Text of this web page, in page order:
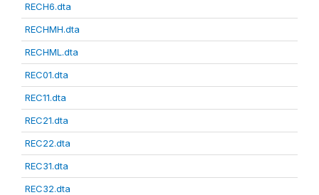
RECH6.dta
RECHMH.dta
RECHML.dta
REC01.dta
REC11.dta
REC21.dta
REC22.dta
REC31.dta
REC32.dta